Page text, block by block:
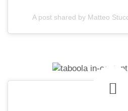
A post shared by Matteo